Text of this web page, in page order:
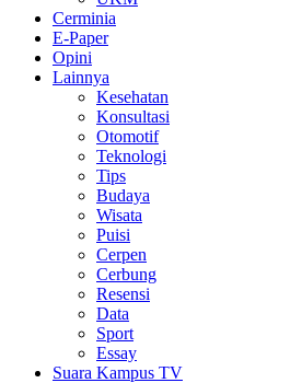
Cerminia
E-Paper
Opini
Lainnya
Kesehatan
Konsultasi
Otomotif
Teknologi
Tips
Budaya
Wisata
Puisi
Cerpen
Cerbung
Resensi
Data
Sport
Essay
Suara Kampus TV